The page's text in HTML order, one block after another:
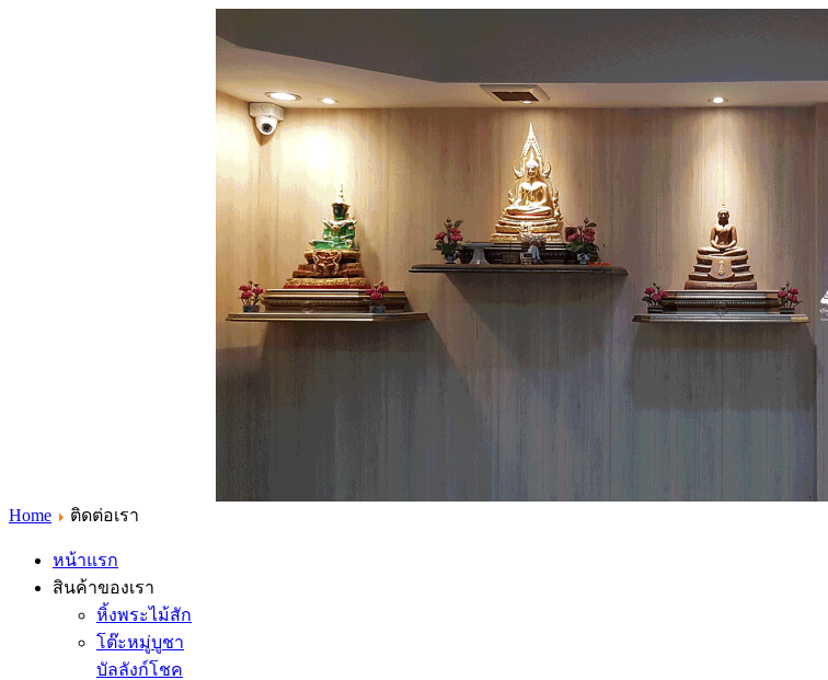
Home ติดต่อเรา
หน้าแรก
สินค้าของเรา
หิ้งพระไม้สัก
โต๊ะหมู่บูชา
บัลลังก์โชค